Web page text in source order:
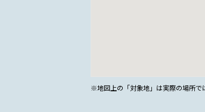
※地図上の「対象地」は実際の場所で